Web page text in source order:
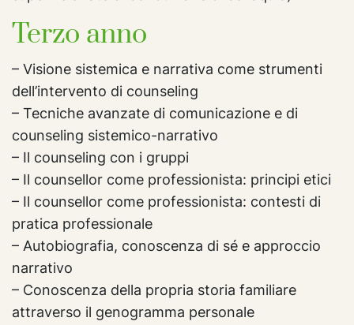
Terzo anno
– Visione sistemica e narrativa come strumenti
dell’intervento di counseling
– Tecniche avanzate di comunicazione e di
counseling sistemico-narrativo
– Il counseling con i gruppi
– Il counsellor come professionista: principi etici
– Il counsellor come professionista: contesti di
pratica professionale
– Autobiografia, conoscenza di sé e approccio
narrativo
– Conoscenza della propria storia familiare
attraverso il genogramma personale